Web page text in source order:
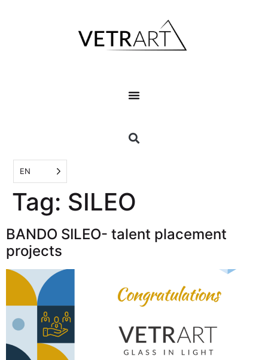
EN
Tag: SILEO
BANDO SILEO- talent placement
projects